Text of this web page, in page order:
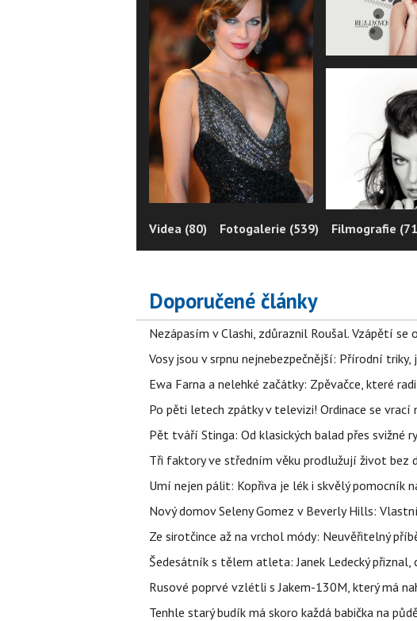
Videa (80) Fotogalerie (539) Filmografie
Doporučené články
Nezápasím v Clashi, zdůraznil Roušal. Vzápětí se
Vosy jsou v srpnu nejnebezpečnější: Přírodní
Ewa Farna a nelehké začátky: Zpěvačce, které
Po pěti letech zpátky v televizi! Ordinace se vrací
Pět tváří Stinga: Od klasických balad přes svižné
Tři faktory ve středním věku prodlužují život bez
Umí nejen pálit: Kopřiva je lék i skvělý pomocník
Nový domov Seleny Gomez v Beverly Hills:
Ze sirotčince až na vrchol módy: Neuvěřitelný
Šedesátník s tělem atleta: Janek Ledecký
Rusové poprvé vzlétli s Jakem-130M, který má
Tenhle starý budík má skoro každá babička na